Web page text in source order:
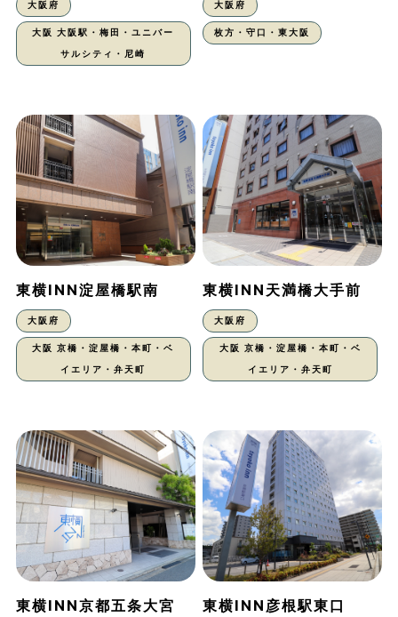
大阪府
大阪 大阪駅・梅田・ユニバー
サルシティ・尼崎
大阪府
枚方・守口・東大阪
東横INN淀屋橋駅南
大阪府
大阪 京橋・淀屋橋・本町・ベ
イエリア・弁天町
東横INN天満橋大手前
大阪府
大阪 京橋・淀屋橋・本町・ベ
イエリア・弁天町
東横INN京都五条大宮 東横INN彦根駅東口